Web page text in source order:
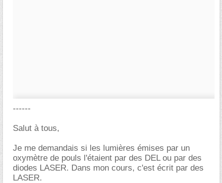
------
Salut à tous,
Je me demandais si les lumières émises par un
oxymètre de pouls l'étaient par des DEL ou par des
diodes LASER. Dans mon cours, c'est écrit par des
LASER.